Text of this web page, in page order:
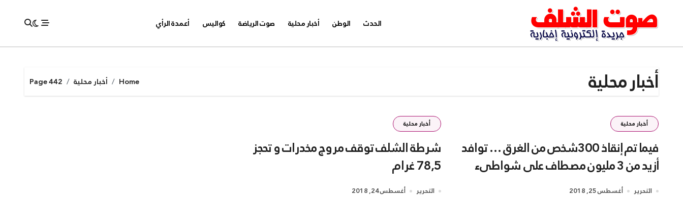
content
الحدث الوطن أخبار محلية صوت الرياضة كواليس أعمدة الرأي
أخبار محلية Home أخبار محلية Page 442
أخبار محلية
فيما تم إنقاذ 300شخص من الغرق … توافد
أزيد من 3 مليون مصطاف على شواطىء
ولاية الشلف
التحرير أغسطس 25, 2018
أخبار محلية
شرطة الشلف توقف مروج مخدرات و تحجز
78,5 غرام
التحرير أغسطس 24, 2018